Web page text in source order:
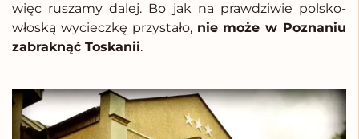
więc ruszamy dalej. Bo jak na prawdziwie polsko-
włoską wycieczkę przystało, nie może w Poznaniu
zabraknąć Toskanii.
.